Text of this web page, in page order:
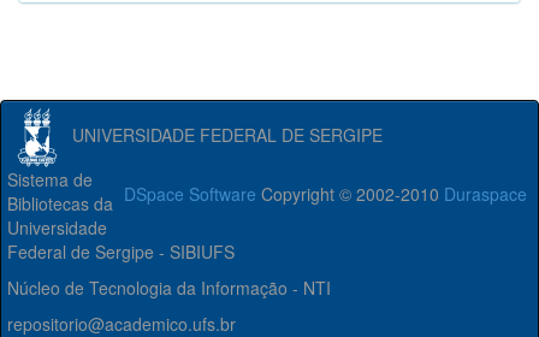
UNIVERSIDADE FEDERAL DE SERGIPE
DSpace Software Copyright © 2002-2010 Duraspace
Sistema de
Bibliotecas da
Universidade
Federal de Sergipe - SIBIUFS
Núcleo de Tecnologia da Informação - NTI
repositorio@academico.ufs.br